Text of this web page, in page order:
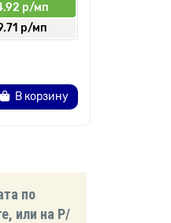
р/мп
р/мп
В корзину
по
или на Р/